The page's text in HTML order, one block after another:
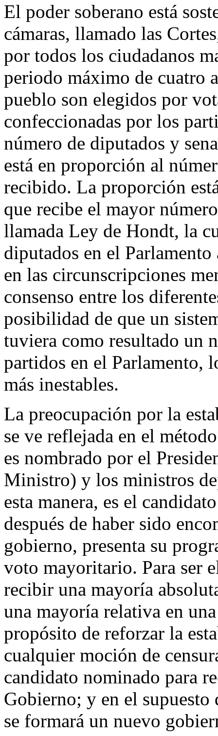
El poder soberano está
cámaras, llamado las
por todos los ciudadanos
periodo máximo de cuatro
pueblo son elegidos por
confeccionadas por los
número de diputados y
está en proporción al
recibido. La proporción
que recibe el mayor
llamada Ley de Hondt, la
diputados en el
en las circunscripciones
consenso entre los
posibilidad de que un
tuviera como resultado un
partidos en el Parlamento,
más inestables.
La preocupación por la
se ve reflejada en el
es nombrado por el
Ministro) y los ministros
esta manera, es el
después de haber sido
gobierno, presenta su
voto mayoritario. Para ser
recibir una mayoría
una mayoría relativa en
propósito de reforzar la
cualquier moción de
candidato nominado para
Gobierno; y en el supuesto
se formará un nuevo